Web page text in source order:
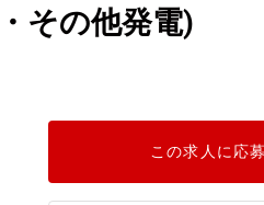
その他発電)
この求人に応